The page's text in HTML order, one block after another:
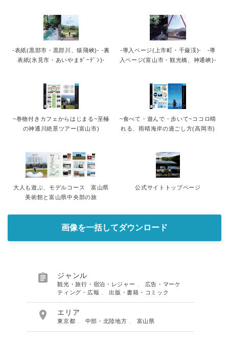
‐表紙(黒部市・黒部川、猿飛峡)- ‐裏
表紙(氷見市・あいやまｶﾞｰﾃﾞﾝ)-
-導入ページ(上市町・千厳渓)- -導
入ページ(富山市・観光橋、神通峡)-
~巻物付きカフェからはじまる~至極
の神通川絶景ツアー(富山市)
~食べて・遊んで・歩いて~ココロ晴
れる、雨晴海岸の過ごし方(高岡市)
大人も遊ぶ、モデルコース 富山県
美術館と富山県中央部の旅
公式サイトトップページ
画像を一括してダウンロード
 ジャンル
観光・旅行・宿泊・レジャー
広告・マーケ
ティング・広報
、出版・書籍・コミック
 エリア
東京都 中部・北陸地方 富山県